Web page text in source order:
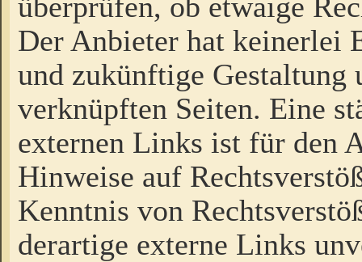
Der Anbieter hat keinerlei
und zukünftige Gestaltung
verknüpften Seiten. Eine
externen Links ist für den
Hinweise auf
Kenntnis von
derartige externe Links